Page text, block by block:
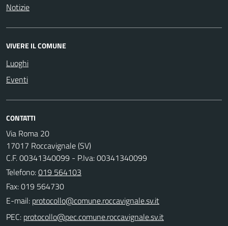
Notizie
VIVERE IL COMUNE
Luoghi
Eventi
CONTATTI
Via Roma 20
17017 Roccavignale (SV)
C.F. 00341340099 - P.Iva: 00341340099
Telefono:019 564103
Fax: 019 564730
E-mail:
PEC: